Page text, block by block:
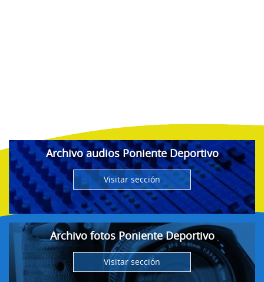
Archivo audios Poniente Deportivo
Visitar sección
Archivo fotos Poniente Deportivo
Visitar sección